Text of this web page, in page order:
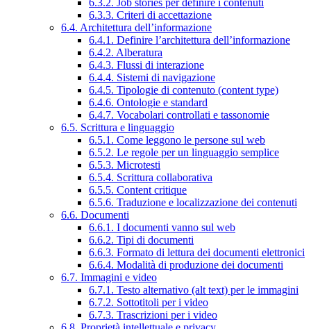
6.3.3. Criteri di accettazione
6.4. Architettura dell’informazione
6.4.1. Definire l’architettura dell’informazione
6.4.2. Alberatura
6.4.3. Flussi di interazione
6.4.4. Sistemi di navigazione
6.4.5. Tipologie di contenuto (content type)
6.4.6. Ontologie e standard
6.4.7. Vocabolari controllati e tassonomie
6.5. Scrittura e linguaggio
6.5.1. Come leggono le persone sul web
6.5.2. Le regole per un linguaggio semplice
6.5.3. Microtesti
6.5.4. Scrittura collaborativa
6.5.5. Content critique
6.5.6. Traduzione e localizzazione dei contenuti
6.6. Documenti
6.6.1. I documenti vanno sul web
6.6.2. Tipi di documenti
6.6.3. Formato di lettura dei documenti elettronici
6.6.4. Modalità di produzione dei documenti
6.7. Immagini e video
6.7.1. Testo alternativo (alt text) per le immagini
6.7.2. Sottotitoli per i video
6.7.3. Trascrizioni per i video